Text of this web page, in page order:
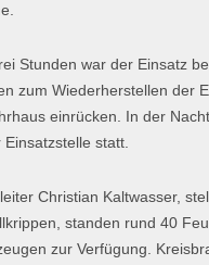
Stunden war der Einsatz
zum Wiederherstellen der
einrücken. In der
statt.
Christian Kaltwasser,
standen rund 40
zur Verfügung.